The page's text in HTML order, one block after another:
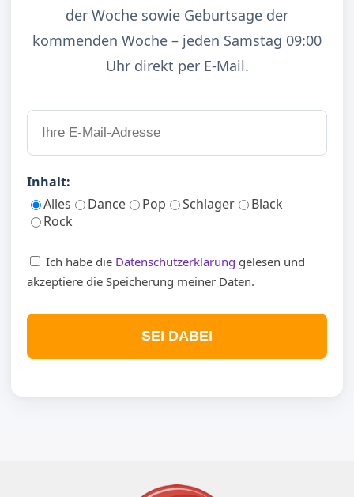
der Woche sowie Geburtsage der
kommenden Woche – jeden Samstag 09:00
Uhr direkt per E-Mail.
Inhalt:
Alles
Dance Pop Schlager
Black
Rock
Ich habe die Datenschutzerklärung gelesen und
akzeptiere die Speicherung meiner Daten.
SEI DABEI